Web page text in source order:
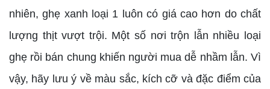
nhiên, ghẹ xanh loại 1 luôn có giá cao hơn do chất
lượng thịt vượt trội. Một số nơi trộn lẫn nhiều loại
ghẹ rồi bán chung khiến người mua dễ nhầm lẫn. Vì
vậy, hãy lưu ý về màu sắc, kích cỡ và đặc điểm của